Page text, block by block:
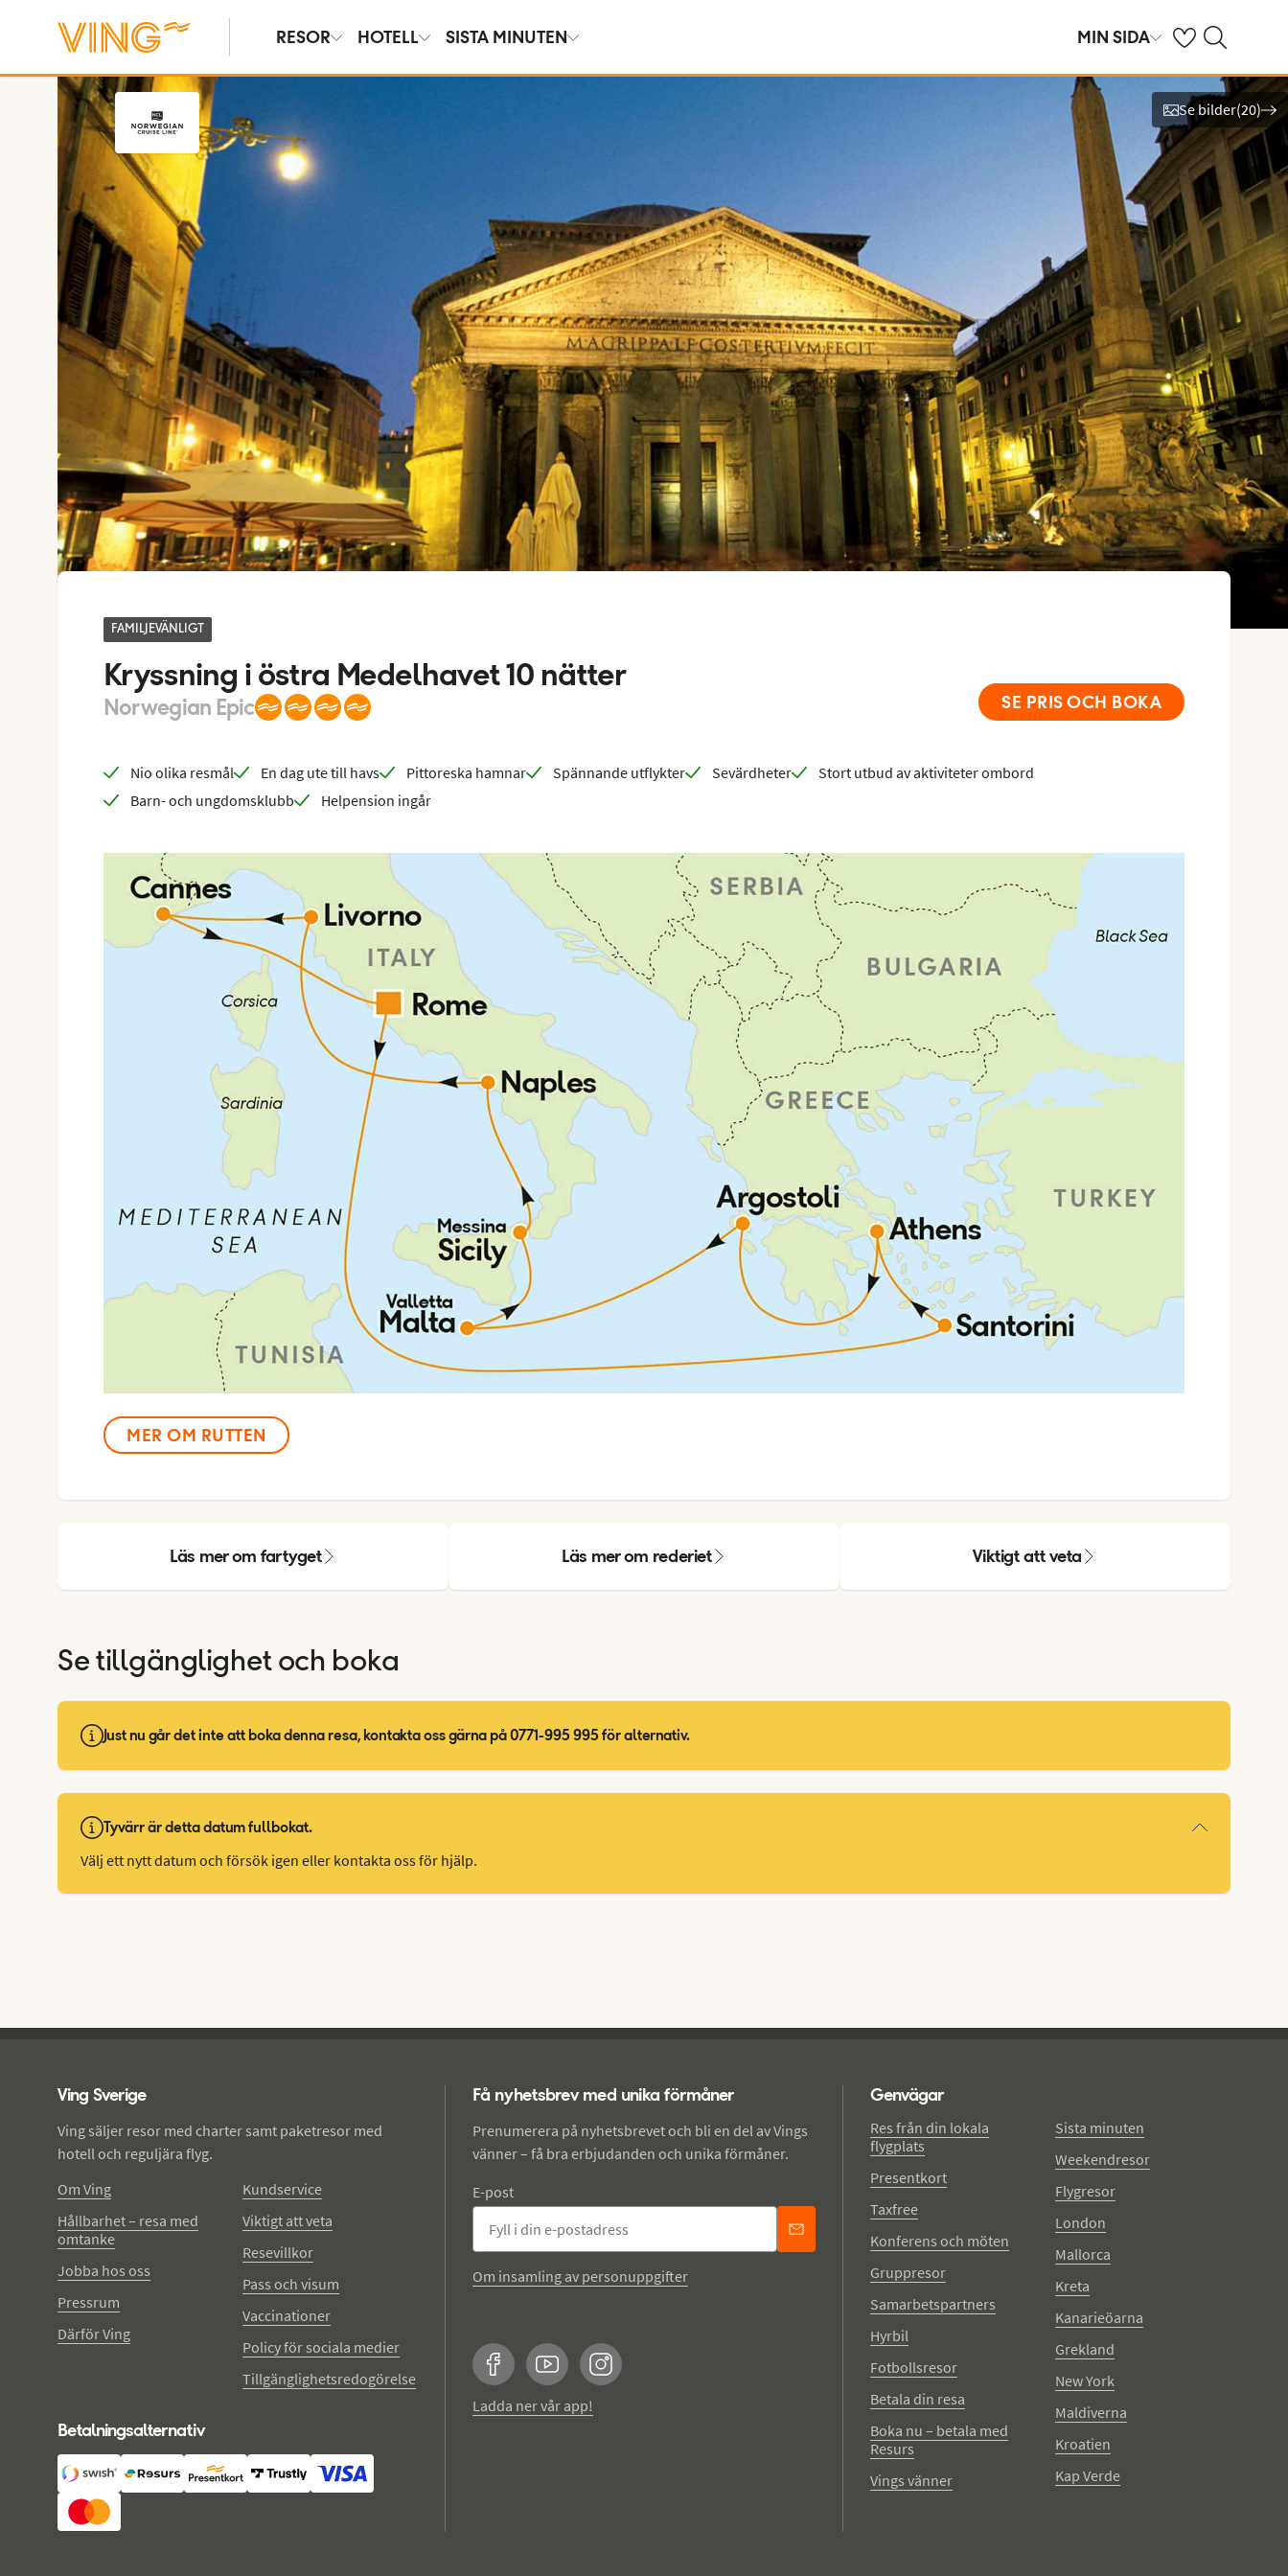
RESOR HOTELL SISTA MINUTEN MIN SIDA Se dina sparade
Sök på ving.se
Se bilder
Se bilder(20)
FAMILJEVÄNLIGT
Kryssning i östra Medelhavet 10 nätter
Norwegian Epic SE PRIS OCH BOKA
Nio olika resmål En dag ute till havs Pittoreska hamnar Spännande utflykter Sevärdheter
Stort utbud av aktiviteter ombord
Barn- och ungdomsklubb
Helpension ingår
MER OM RUTTEN
Läs mer om fartyget Läs mer om rederiet Viktigt att veta
Se tillgänglighet och boka
Just nu går det inte att boka denna resa, kontakta oss gärna på 0771-995 995 för alternativ.
Tyvärr är detta datum fullbokat.
Välj ett nytt datum och försök igen eller kontakta oss för hjälp.
Ving Sverige
Ving säljer resor med charter samt paketresor med
hotell och reguljära flyg.
Om Ving
Hållbarhet – resa med
omtanke
Jobba hos oss
Pressrum
Därför Ving
Kundservice
Viktigt att veta
Resevillkor
Pass och visum
Vaccinationer
Policy för sociala medier
Tillgänglighetsredogörelse
Betalningsalternativ
Få nyhetsbrev med unika förmåner
Prenumerera på nyhetsbrevet och bli en del av Vings
vänner – få bra erbjudanden och unika förmåner.
E-post
Om insamling av personuppgifter
FacebookYouTubeInstagram
Ladda ner vår app!
Genvägar
Res från din lokala
flygplats
Presentkort
Taxfree
Konferens och möten
Gruppresor
Samarbetspartners
Hyrbil
Fotbollsresor
Betala din resa
Boka nu – betala med
Resurs
Vings vänner
Sista minuten
Weekendresor
Flygresor
London
Mallorca
Kreta
Kanarieöarna
Grekland
New York
Maldiverna
Kroatien
Kap Verde